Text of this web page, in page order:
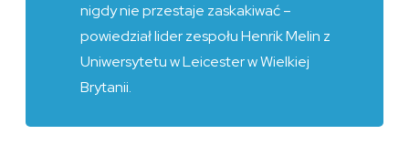
nigdy nie przestaje zaskakiwać –
powiedział lider zespołu Henrik Melin z
Uniwersytetu w Leicester w Wielkiej
Brytanii.